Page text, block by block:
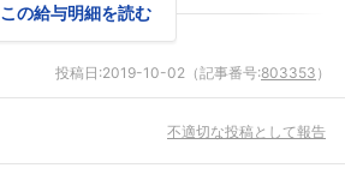
この給与明細を読む
投稿日:2019-10-02 （記事番号:803353 ）
不適切な投稿として報告